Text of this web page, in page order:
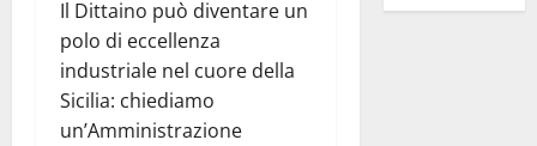
Il Dittaino può diventare un
polo di eccellenza
industriale nel cuore della
Sicilia: chiediamo
un’Amministrazione